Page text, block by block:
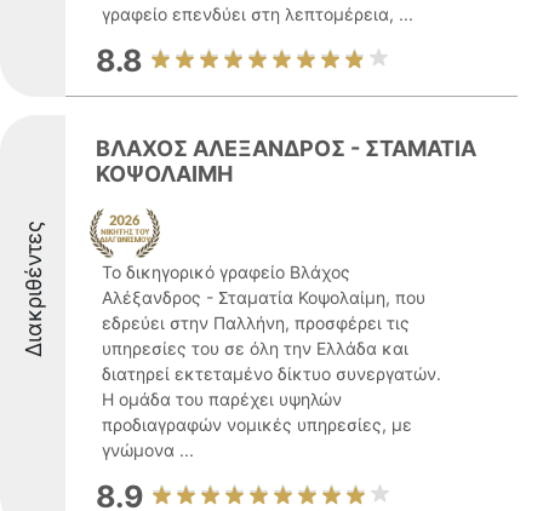
γραφείο επενδύει στη λεπτομέρεια, ...
8.8
Διακριθέντες
ΒΛΑΧΟΣ ΑΛΕΞΑΝΔΡΟΣ - ΣΤΑΜΑΤΙΑ
ΚΟΨΟΛΑΙΜΗ
Το δικηγορικό γραφείο Βλάχος
Αλέξανδρος - Σταματία Κοψολαίμη, που
εδρεύει στην Παλλήνη, προσφέρει τις
υπηρεσίες του σε όλη την Ελλάδα και
διατηρεί εκτεταμένο δίκτυο συνεργατών.
Η ομάδα του παρέχει υψηλών
προδιαγραφών νομικές υπηρεσίες, με
γνώμονα ...
8.9